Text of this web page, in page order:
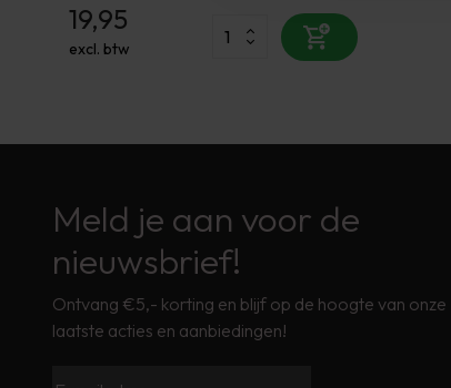
19,95
excl. btw
Meld je aan voor de
nieuwsbrief!
Ontvang €5,- korting en blijf op de hoogte van onze
laatste acties en aanbiedingen!